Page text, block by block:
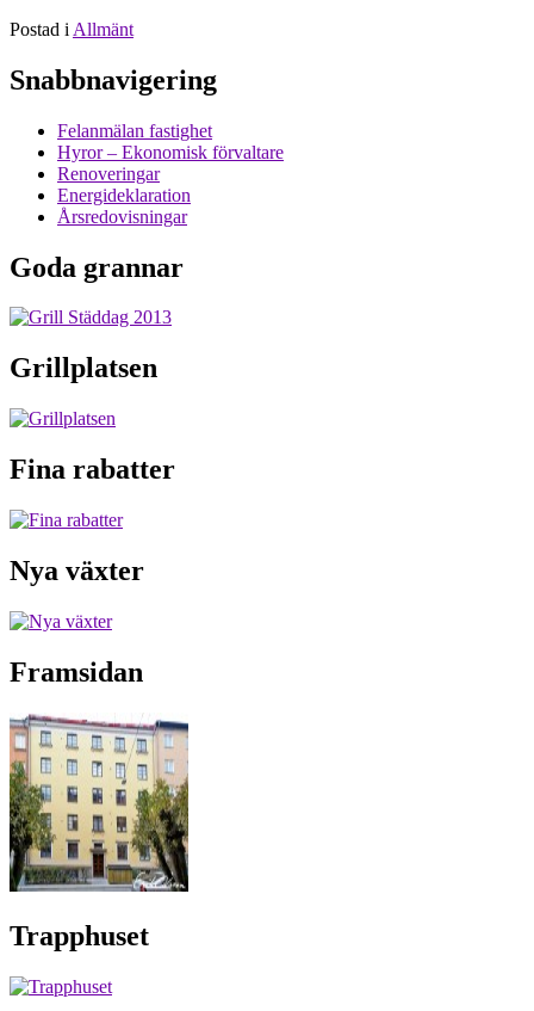
Postad i Allmänt
Snabbnavigering
Felanmälan fastighet
Hyror – Ekonomisk förvaltare
Renoveringar
Energideklaration
Årsredovisningar
Goda grannar
Grillplatsen
Fina rabatter
Nya växter
Framsidan
Trapphuset